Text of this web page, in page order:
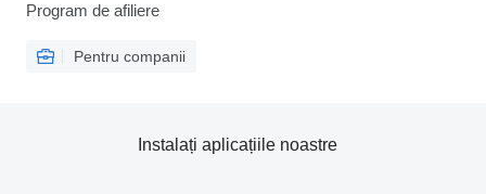
Program de afiliere
Pentru companii
Instalați aplicațiile noastre